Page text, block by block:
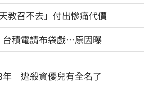
教召不去」付出慘痛代價
台積電請布袋戲…原因曝
年 遭殺資優兒有全名了